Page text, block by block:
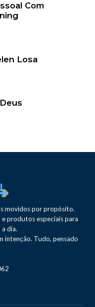
Com
Losa
movidos por propósito.
e produtos especiais para
dia.
intenção. Tudo, pensado